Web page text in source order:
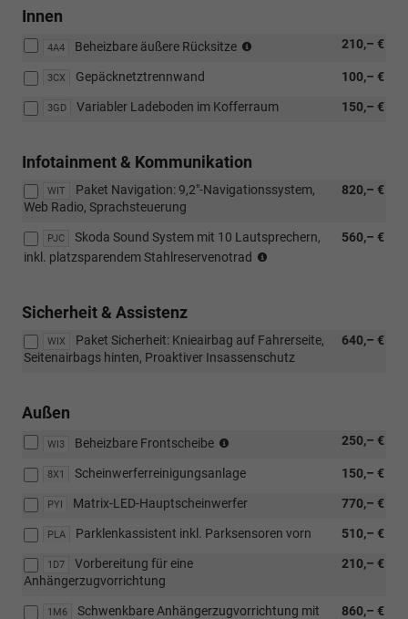
Innen
4A4 210,– €
Beheizbare äußere Rücksitze
beheizbarer
3CX 100,– €
Gepäcknetztrennwand
3GD 150,– €
Variabler Ladeboden im Kofferraum
Infotainment & Kommunikation
WIT 820,– €
Paket Navigation: 9,2"-Navigationssystem,
Web Radio, Sprachsteuerung
PJC 560,– €
Skoda Sound System mit 10 Lautsprechern,
inkl. platzsparendem Stahlreservenotrad
Sicherheit & Assistenz
WIX 640,– €
Paket Sicherheit: Knieairbag auf Fahrerseite,
Seitenairbags hinten, Proaktiver Insassenschutz
Außen
WI3 250,– €
Beheizbare Frontscheibe
Verbindung
beheizbaren
8X1 150,– €
Scheinwerferreinigungsanlage
PYI 770,– €
Matrix-LED-Hauptscheinwerfer
PLA 510,– €
Parklenkassistent inkl. Parksensoren vorn
1D7 210,– €
Vorbereitung für eine
Anhängerzugvorrichtung
1M6 860,– €
Schwenkbare Anhängerzugvorrichtung mit